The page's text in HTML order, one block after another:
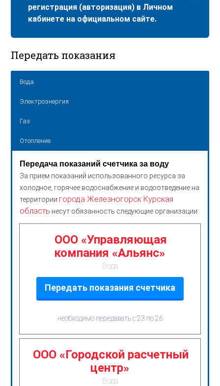
регистрация (авторизация) в Личном
кабинете на официальном сайте.
Передать показания
Вода
Электроэнергия
Газ
Отопление
Передача показаний счетчика за воду
За прием показаний использованного ресурса за
холодное, горячее водоснабжение и водоотведение на
территории города Железногорск Курская
область несут обязанность следующие организации:
ООО «Управляющая
компания «Альянс»
Вода
Передать показания счетчика
необходимо передавать с 23 по 26
ООО «Городской расчетный
центр»
Вода